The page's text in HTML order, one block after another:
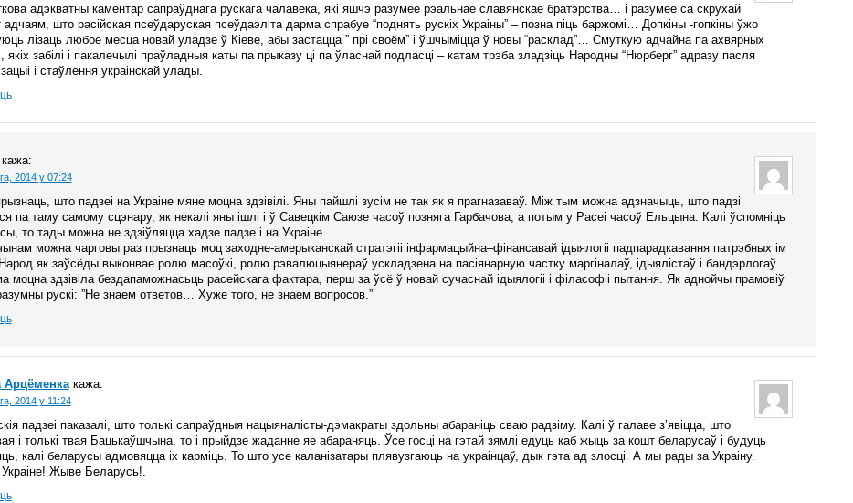
адэкватны каментар сапраўднага рускага чалавека, які яшчэ разумее рэальнае славянскае братэрства… і разумее са скрухай
адчаям, што расійская псеўдаруская псеўдаэліта дарма спрабуе “поднять рускіх Украіны” – позна піць баржомі… Допкіны -гопкіны ўжо
лізаць любое месца новай уладзе ў Кіеве, абы застацца ” прі своём” і ўшчыміцца ў новы “расклад”… Смуткую адчайна па ахвярных
якіх забілі і пакалечылі праўладныя каты па прыказу ці па ўласнай подласці – катам трэба зладзіць Народны “Нюрберг” адразу пасля
і стаўлення украінскай улады.
кажа:
2014 у 07:24
што падзеі на Украіне мяне моцна здзівілі. Яны пайшлі зусім не так як я прагназаваў. Між тым можна адзначыць, што падзі
па таму самому сцэнару, як некалі яны ішлі і ў Савецкім Саюзе часоў позняга Гарбачова, а потым у Расеі часоў Ельцына. Калі ўспомніць
то тады можна не здзіўляцца хадзе падзе і на Украіне.
можна чарговы раз прызнаць моц заходне-амерыканскай стратэгіі інфармацыйна–фінансавай ідыялогіі падпарадкавання патрэбных ім
як заўсёды выконвае ролю масоўкі, ролю рэвалюцыянераў ускладзена на пасіянарную частку маргіналаў, ідыялістаў і бандэрлогаў.
моцна здзівіла бездапаможнасьць расейскага фактара, перш за ўсё ў новай сучаснай ідыялогіі і філасофіі пытання. Як аднойчы прамовіў
рускі: ”Не знаем ответов… Хуже того, не знаем вопросов.”
Арцёменка кажа:
2014 у 11:24
падзеі паказалі, што толькі сапраўдныя нацыяналісты-дэмакраты здольны абараніць сваю радзіму. Калі ў галаве з’явіцца, што
і толькі твая Бацькаўшчына, то і прыйдзе жаданне яе абараняць. Ўсе госці на гэтай зямлі едуць каб жыць за кошт беларусаў і будуць
калі беларусы адмовяцца іх карміць. То што усе каланізатары плявузгаюць на украінцаў, дык гэта ад злосці. А мы рады за Украіну.
Жыве Беларусь!.